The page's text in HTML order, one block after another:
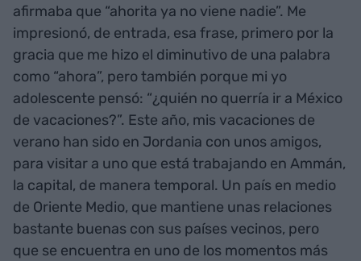
afirmaba que “ahorita ya no viene nadie”. Me
impresionó, de entrada, esa frase, primero por la
gracia que me hizo el diminutivo de una palabra
como “ahora”, pero también porque mi yo
adolescente pensó: “¿quién no querría ir a México
de vacaciones?”. Este año, mis vacaciones de
verano han sido en Jordania con unos amigos,
para visitar a uno que está trabajando en Ammán,
la capital, de manera temporal. Un país en medio
de Oriente Medio, que mantiene unas relaciones
bastante buenas con sus países vecinos, pero
que se encuentra en uno de los momentos más